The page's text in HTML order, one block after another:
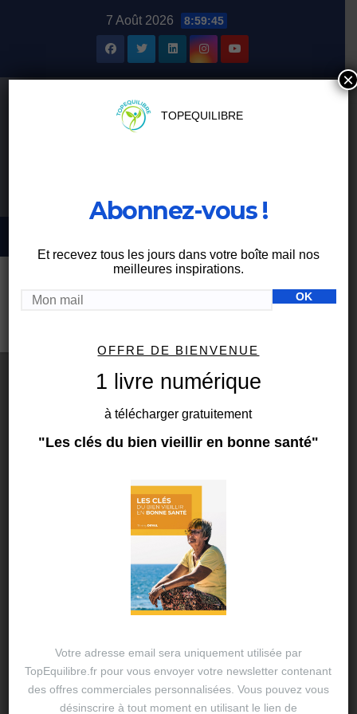
7 Août 2026 8:59:45
Étiquette :
Où en êtes-vous de votre capital
THIERRY DUVAL
Le capital-santé, de quoi s’agit-il exactement ? Le
terme « capital santé » fait référence à l’état de
santé d’une personne, considéré comme une
inclut non…
TOPEQUILIBRE
Abonnez-vous !
Et recevez tous les jours dans votre boîte mail nos
meilleures inspirations.
OFFRE DE BIENVENUE
1 livre numérique
à télécharger gratuitement
"Les clés du bien vieillir en bonne santé"
Votre adresse email sera uniquement utilisée par
TopEquilibre.fr pour vous envoyer votre newsletter contenant
des offres commerciales personnalisées. Vous pouvez vous
désinscrire à tout moment en utilisant le lien de
×